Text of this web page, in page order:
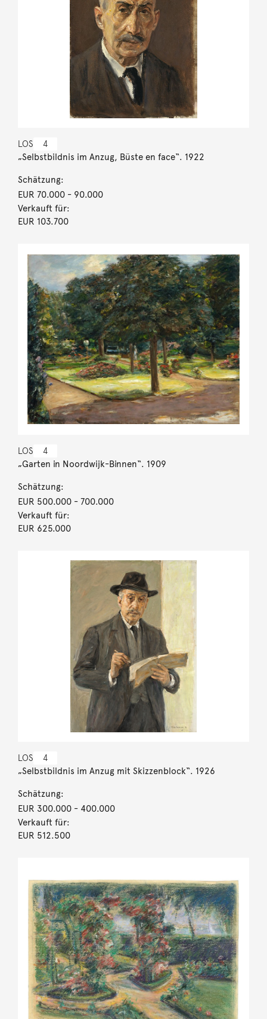
LOS 4
„Selbstbildnis im Anzug, Büste en face“. 1922
Schätzung:
EUR 70.000- 90.000
Verkauft für:
EUR 103.700
LOS 4
„Garten in Noordwijk-Binnen“. 1909
Schätzung:
EUR 500.000- 700.000
Verkauft für:
EUR 625.000
LOS 4
„Selbstbildnis im Anzug mit Skizzenblock“. 1926
Schätzung:
EUR 300.000- 400.000
Verkauft für:
EUR 512.500